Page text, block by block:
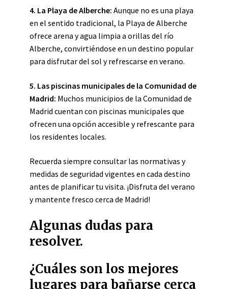
4. La Playa de Alberche: Aunque no es una playa
en el sentido tradicional, la Playa de Alberche
ofrece arena y agua limpia a orillas del río
Alberche, convirtiéndose en un destino popular
para disfrutar del sol y refrescarse en verano.
5. Las piscinas municipales de la Comunidad de
Madrid: Muchos municipios de la Comunidad de
Madrid cuentan con piscinas municipales que
ofrecen una opción accesible y refrescante para
los residentes locales.
Recuerda siempre consultar las normativas y
medidas de seguridad vigentes en cada destino
antes de planificar tu visita. ¡Disfruta del verano
y mantente fresco cerca de Madrid!
Algunas dudas para
resolver.
¿Cuáles son los mejores
lugares para bañarse cerca